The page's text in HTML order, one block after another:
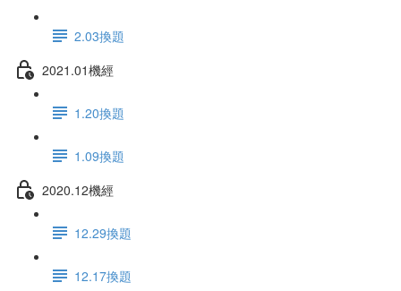
2.03換題
2021.01機經
1.20換題
1.09換題
2020.12機經
12.29換題
12.17換題